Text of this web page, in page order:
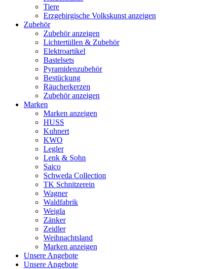
Tiere
Erzgebirgische Volkskunst anzeigen
Zubehör
Zubehör anzeigen
Lichtertüllen & Zubehör
Elektroartikel
Bastelsets
Pyramidenzubehör
Bestückung
Räucherkerzen
Zubehör anzeigen
Marken
Marken anzeigen
HUSS
Kuhnert
KWO
Legler
Lenk & Sohn
Saico
Schweda Collection
TK Schnitzerein
Wagner
Waldfabrik
Weigla
Zänker
Zeidler
Weihnachtsland
Marken anzeigen
Unsere Angebote
Unsere Angebote